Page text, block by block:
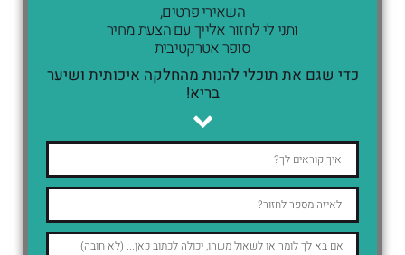
השאירי פרטים,
ותני לי לחזור אלייך עם הצעת מחיר
סופר אטרקטיבית
כדי שגם את תוכלי להנות מהחלקה איכותית ושיער
בריא!